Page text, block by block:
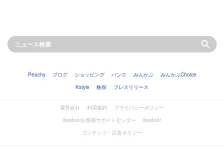
Peachy ブログ ショッピング バンク みんかぶ
みんかぶChoice
Kstyle
株探 プレスリリース
運営会社 利用規約
プライバシーポリシー
livedoorお客様サポートセンター
livedoor
コンテンツ・広告ポリシー